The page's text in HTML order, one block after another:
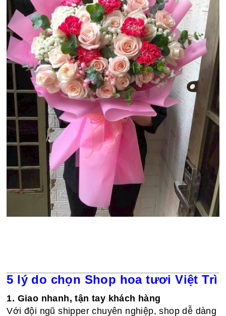
5 lý do chọn Shop hoa tươi Việt Trì
1. Giao nhanh, tận tay khách hàng
Với đội ngũ shipper chuyên nghiệp, shop dễ dàng